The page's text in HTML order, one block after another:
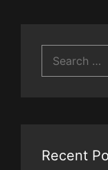
for:
Recent